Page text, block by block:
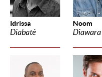
Idrissa
Diabaté
Noom
Diawara